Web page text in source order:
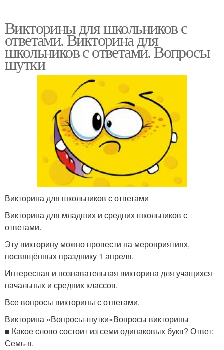
Викторины для школьников с
ответами. Викторина для
школьников с ответами. Вопросы
шутки
Викторина для школьников с ответами
Викторина для младших и средних школьников с
ответами.
Эту викторину можно провести на мероприятиях,
посвящённых празднику 1 апреля.
Интересная и познавательная викторина для учащихся
начальных и средних классов.
Все вопросы викторины с ответами.
Викторина «Вопросы-шутки»Вопросы викторины
■ Какое слово состоит из семи одинаковых букв? Ответ:
Семь-я.